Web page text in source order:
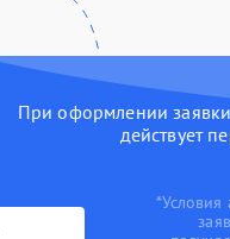
При оформлении
действует
*Условия